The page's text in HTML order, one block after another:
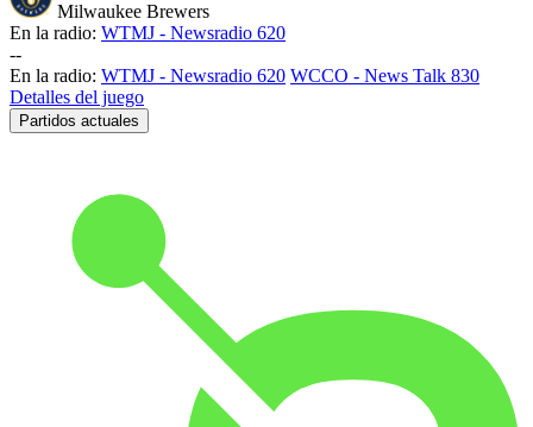
Milwaukee Brewers
En la radio: WTMJ - Newsradio 620
--
En la radio: WTMJ - Newsradio 620 WCCO - News Talk 830
Detalles del juego
Partidos actuales